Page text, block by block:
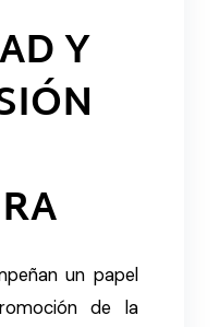
Y
un papel
de la